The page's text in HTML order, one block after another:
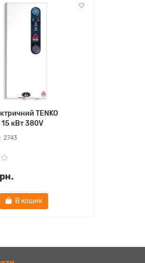
TENKO
кВт 380V
2743
В кошик